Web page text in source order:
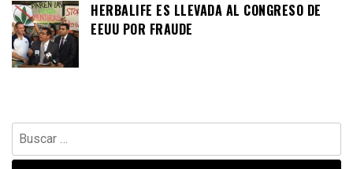
HERBALIFE ES LLEVADA AL CONGRESO DE
EEUU POR FRAUDE
Buscar: